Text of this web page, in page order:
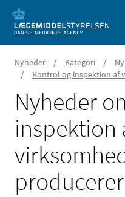
Nyheder / Kategori /
/ Kontrol og inspektion af
Nyheder
inspektion